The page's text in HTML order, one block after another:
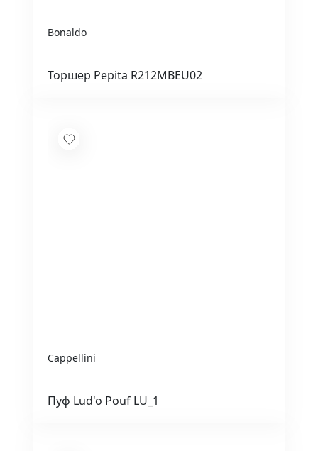
Bonaldo
Торшер Pepita R212MBEU02
Cappellini
Пуф Lud'o Pouf LU_1